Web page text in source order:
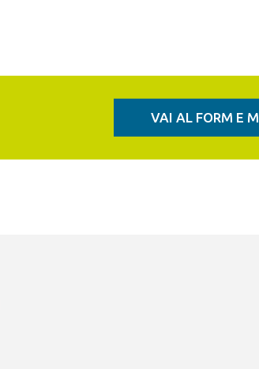
VAI AL FORM E